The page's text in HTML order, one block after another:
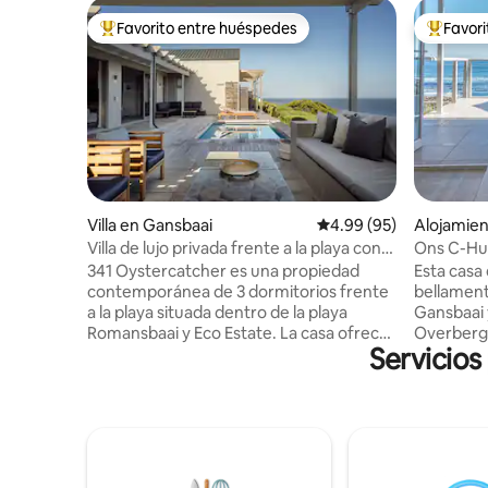
Favorito entre huéspedes preferido
Favorito entre huéspedes
Villa en Gansbaai Calificación promedio:
4.99 (95)
Villa de lujo privada frente a la playa con
energía solar completa
341 Oystercatcher es una propiedad
contemporánea de 3 dormitorios frente
a la playa situada dentro de la playa
Romansbaai y Eco Estate. La casa ofrece
elegante, aprovechando al máximo las
amplias extensiones de vidrio
Ons C-
Gansbaai
Esta
Overberg,
vistas a
terraza
otra al